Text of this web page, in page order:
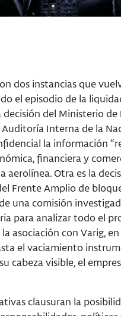
dos instancias que
el episodio de la
decisión del Ministerio de
Interna de la
la información
financiera y
aerolínea. Otra es la
Frente Amplio de
una comisión
para analizar todo el
la asociación con Varig,
el vaciamiento
cabeza visible, el
clausuran la